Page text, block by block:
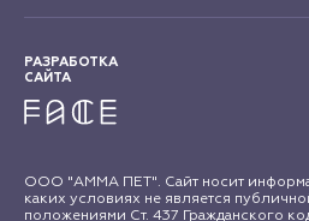
РАЗРАБОТКА
САЙТА
ООО "АММА ПЕТ". Сайт носит
каких условиях не является
положениями Ст. 437 Гражданского